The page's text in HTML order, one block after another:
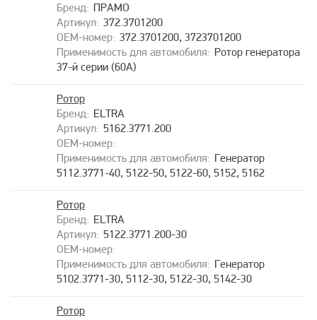
ПРАМО
372.3701200
372.3701200, 3723701200
Ротор генератора
37-й серии (60А)
ELTRA
5162.3771.200
Ротор
Генератор
5112.3771-40, 5122-50, 5122-60, 5152, 5162
ELTRA
5122.3771.200-30
Ротор
Генератор
5102.3771-30, 5112-30, 5122-30, 5142-30
Ротор